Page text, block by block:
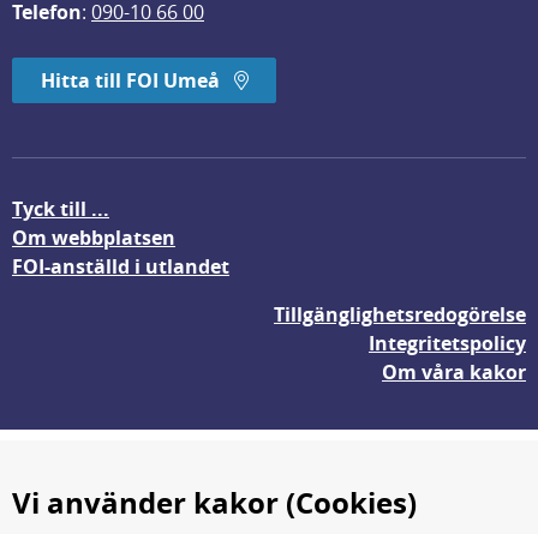
Telefon: 090-10 66 00
Hitta till FOI Umeå
Tyck till ...
Om webbplatsen
FOI-anställd i utlandet
Tillgänglighetsredogörelse
Integritetspolicy
Om våra kakor
Vi använder kakor (Cookies)